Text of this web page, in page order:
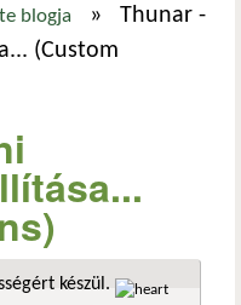
blogja »
Thunar -
(Custom
készül.